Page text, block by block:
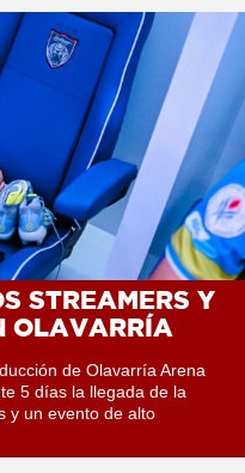
STREAMERS Y
OLAVARRÍA
de Olavarría Arena
5 días la llegada de la
y un evento de alto